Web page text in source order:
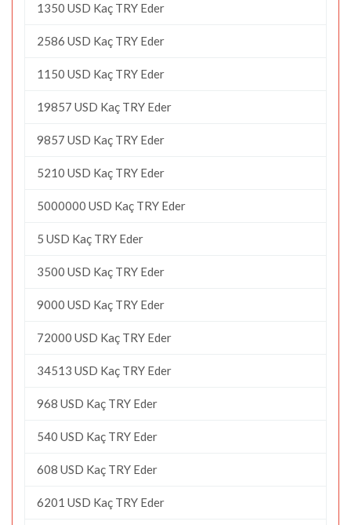
1350 USD Kaç TRY Eder
2586 USD Kaç TRY Eder
1150 USD Kaç TRY Eder
19857 USD Kaç TRY Eder
9857 USD Kaç TRY Eder
5210 USD Kaç TRY Eder
5000000 USD Kaç TRY Eder
5 USD Kaç TRY Eder
3500 USD Kaç TRY Eder
9000 USD Kaç TRY Eder
72000 USD Kaç TRY Eder
34513 USD Kaç TRY Eder
968 USD Kaç TRY Eder
540 USD Kaç TRY Eder
608 USD Kaç TRY Eder
6201 USD Kaç TRY Eder